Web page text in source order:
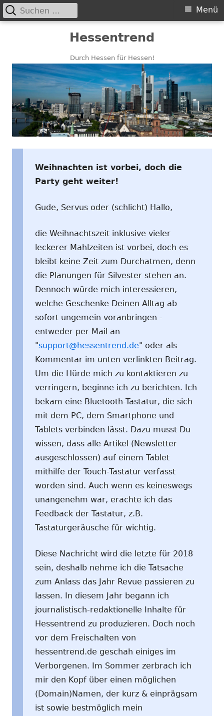
Hessentrend
Durch Hessen für Hessen!
Primäres
Menü
Suchen
nach:
Weihnachten ist vorbei, doch die
Party geht weiter!
Gude, Servus oder (schlicht) Hallo,
die Weihnachtszeit inklusive vieler
leckerer Mahlzeiten ist vorbei, doch es
bleibt keine Zeit zum Durchatmen, denn
die Planungen für Silvester stehen an.
Dennoch würde mich interessieren,
welche Geschenke Deinen Alltag ab
sofort ungemein voranbringen -
entweder per Mail an
"support@hessentrend.de" oder als
Kommentar im unten verlinkten Beitrag.
Um die Hürde mich zu kontaktieren zu
verringern, beginne ich zu berichten. Ich
bekam eine Bluetooth-Tastatur, die sich
mit dem PC, dem Smartphone und
Tablets verbinden lässt. Dazu musst Du
wissen, dass alle Artikel (Newsletter
ausgeschlossen) auf einem Tablet
mithilfe der Touch-Tastatur verfasst
worden sind. Auch wenn es keineswegs
unangenehm war, erachte ich das
Feedback der Tastatur, z.B.
Tastaturgeräusche für wichtig.
Diese Nachricht wird die letzte für 2018
sein, deshalb nehme ich die Tatsache
zum Anlass das Jahr Revue passieren zu
lassen. In diesem Jahr begann ich
journalistisch-redaktionelle Inhalte für
Hessentrend zu produzieren. Doch noch
vor dem Freischalten von
hessentrend.de geschah einiges im
Verborgenen. Im Sommer zerbrach ich
mir den Kopf über einen möglichen
(Domain)Namen, der kurz & einprägsam
ist sowie bestmöglich mein